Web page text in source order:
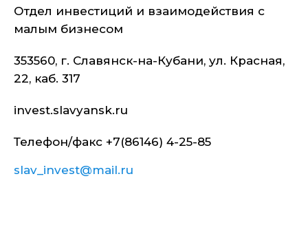
Отдел инвестиций и взаимодействия с
малым бизнесом
353560, г. Славянск-на-Кубани, ул. Красная,
22, каб. 317
invest.slavyansk.ru
Телефон/факс +7(86146) 4-25-85
slav_invest@mail.ru